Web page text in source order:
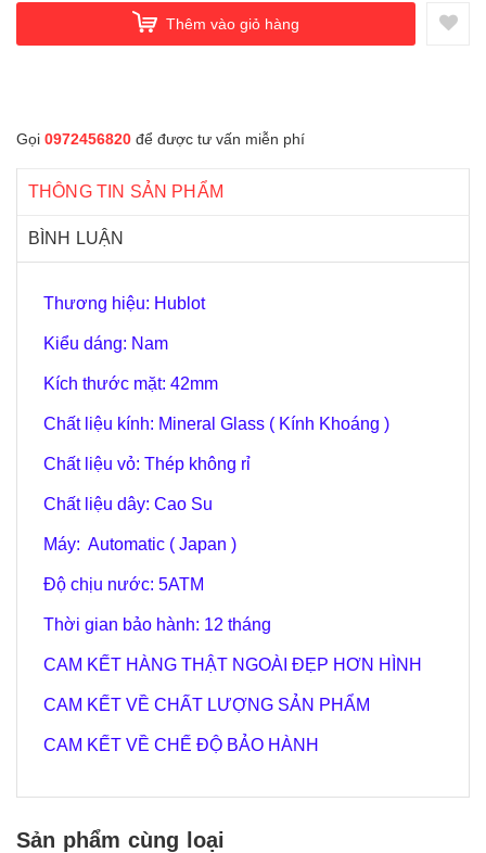
Thêm vào giỏ hàng
Gọi 0972456820 để được tư vấn miễn phí
THÔNG TIN SẢN PHẨM
BÌNH LUẬN
Thương hiệu: Hublot
Kiểu dáng: Nam
Kích thước mặt: 42mm
Chất liệu kính: Mineral Glass ( Kính Khoáng )
Chất liệu vỏ: Thép không rỉ
Chất liệu dây: Cao Su
Máy: Automatic ( Japan )
Độ chịu nước: 5ATM
Thời gian bảo hành: 12 tháng
CAM KẾT HÀNG THẬT NGOÀI ĐẸP HƠN HÌNH
CAM KẾT VỀ CHẤT LƯỢNG SẢN PHẨM
CAM KẾT VỀ CHẾ ĐỘ BẢO HÀNH
Sản phẩm cùng loại